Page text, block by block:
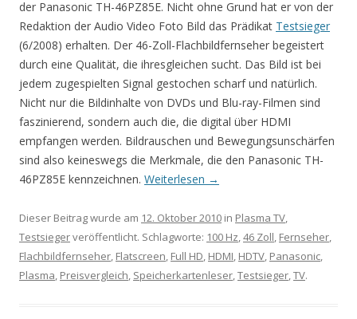
der Panasonic TH-46PZ85E. Nicht ohne Grund hat er von der
Redaktion der Audio Video Foto Bild das Prädikat Testsieger
(6/2008) erhalten. Der 46-Zoll-Flachbildfernseher begeistert
durch eine Qualität, die ihresgleichen sucht. Das Bild ist bei
jedem zugespielten Signal gestochen scharf und natürlich.
Nicht nur die Bildinhalte von DVDs und Blu-ray-Filmen sind
faszinierend, sondern auch die, die digital über HDMI
empfangen werden. Bildrauschen und Bewegungsunschärfen
sind also keineswegs die Merkmale, die den Panasonic TH-
46PZ85E kennzeichnen. Weiterlesen →
Dieser Beitrag wurde am 12. Oktober 2010 in Plasma TV,
Testsiegerveröffentlicht. Schlagworte: 100 Hz,46 Zoll, Fernseher,
Flachbildfernseher, Flatscreen, Full HD, HDMI, HDTV, Panasonic,
Plasma, Preisvergleich, Speicherkartenleser,Testsieger,TV.